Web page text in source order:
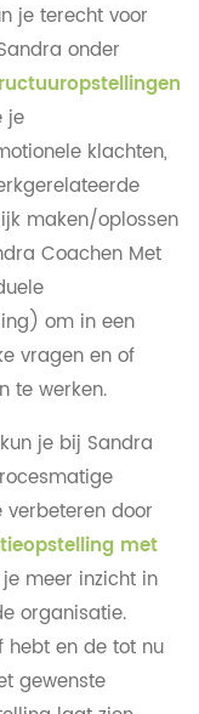
je terecht voor
onder
je
klachten,
maken/oplossen
Coachen Met
om in een
vragen en of
te werken.
je bij Sandra
door
met
je meer inzicht in
organisatie.
en de tot nu
gewenste